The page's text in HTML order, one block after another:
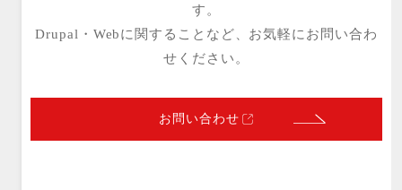
す。
Drupal・Webに関することなど、お気軽にお問い合わ
せください。
お問い合わせ